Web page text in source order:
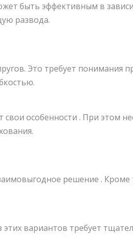
быть эффективным в
развода.
Это требует понимания
особенности . При этом
решение . Кроме
вариантов требует